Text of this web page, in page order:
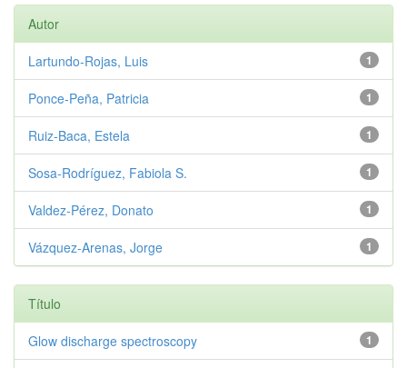
Autor
1
Lartundo‑Rojas, Luis
1
Ponce‑Peña, Patricia
1
Ruiz‑Baca, Estela
1
Sosa‑Rodríguez, Fabiola S.
1
Valdez‑Pérez, Donato
1
Vázquez‑Arenas, Jorge
Título
1
Glow discharge spectroscopy